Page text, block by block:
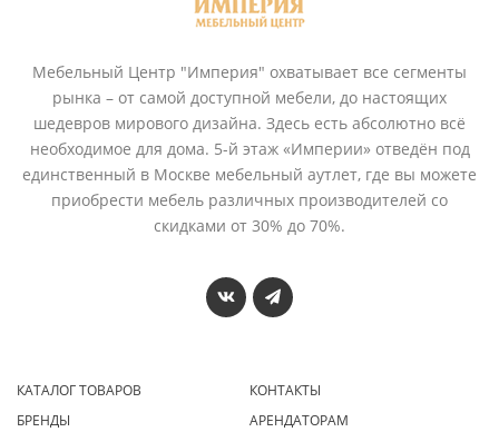
Мебельный Центр "Империя" охватывает все сегменты
рынка – от самой доступной мебели, до настоящих
шедевров мирового дизайна. Здесь есть абсолютно всё
необходимое для дома. 5-й этаж «Империи» отведён под
единственный в Москве мебельный аутлет, где вы можете
приобрести мебель различных производителей со
скидками от 30% до 70%.
КАТАЛОГ ТОВАРОВ
БРЕНДЫ
КОНТАКТЫ
АРЕНДАТОРАМ